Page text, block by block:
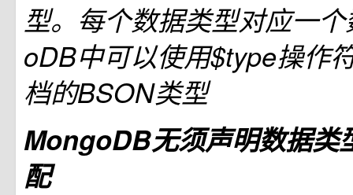
型。每个数据类型对应一
oDB中可以使用$type操作
档的BSON类型
MongoDB无须声明数据类
配